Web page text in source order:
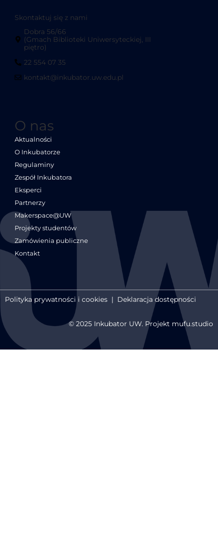
Skontaktuj się z nami
Dobra 56/66
(Gmach Biblioteki Uniwersyteckiej, III
piętro)
22 554 07 35
kontakt@inkubator.uw.edu.pl
O nas
Aktualności
O Inkubatorze
Regulaminy
Zespół Inkubatora
Eksperci
Partnerzy
Makerspace@UW
Projekty studentów
Zamówienia publiczne
Kontakt
Polityka prywatności i cookies | Deklaracja dostępności
© 2025 Inkubator UW. Projekt mufu.studio